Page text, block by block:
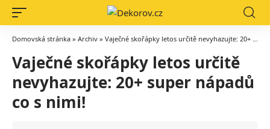
Domovská stránka » Archiv » Vaječné skořápky letos určitě nevyhazujte: 20+ super nápadů co s nimi!
Vaječné skořápky letos určitě
nevyhazujte: 20+ super nápadů
co s nimi!